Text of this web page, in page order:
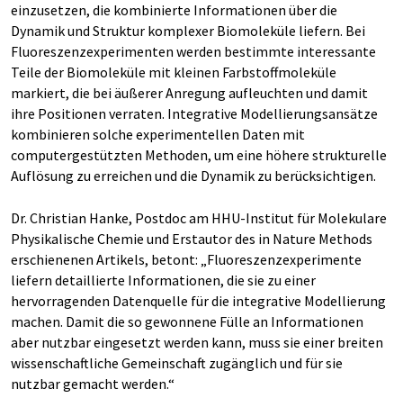
einzusetzen, die kombinierte Informationen über die
Dynamik und Struktur komplexer Biomoleküle liefern. Bei
Fluoreszenzexperimenten werden bestimmte interessante
Teile der Biomoleküle mit kleinen Farbstoffmoleküle
markiert, die bei äußerer Anregung aufleuchten und damit
ihre Positionen verraten. Integrative Modellierungsansätze
kombinieren solche experimentellen Daten mit
computergestützten Methoden, um eine höhere strukturelle
Auflösung zu erreichen und die Dynamik zu berücksichtigen.
Dr. Christian Hanke, Postdoc am HHU-Institut für Molekulare
Physikalische Chemie und Erstautor des in Nature Methods
erschienenen Artikels, betont: „Fluoreszenzexperimente
liefern detaillierte Informationen, die sie zu einer
hervorragenden Datenquelle für die integrative Modellierung
machen. Damit die so gewonnene Fülle an Informationen
aber nutzbar eingesetzt werden kann, muss sie einer breiten
wissenschaftliche Gemeinschaft zugänglich und für sie
nutzbar gemacht werden.“